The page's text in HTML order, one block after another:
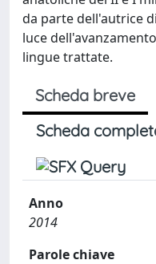
da parte dell'autrice
luce
lingue trattate.
Scheda breve
Scheda
Anno
2014
Parole chiave